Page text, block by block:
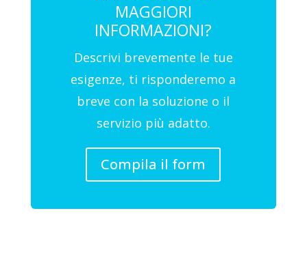
MAGGIORI
INFORMAZIONI?
Descrivi brevemente le tue
esigenze, ti risponderemo a
breve con la soluzione o il
servizio più adatto.
Compila il form